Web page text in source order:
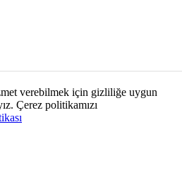
verebilmek için gizliliğe uygun
Çerez politikamızı